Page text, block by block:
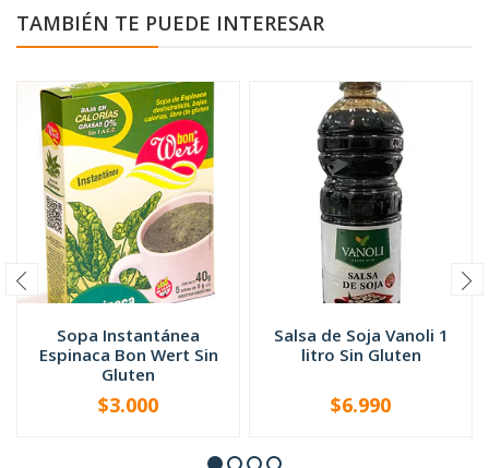
TAMBIÉN TE PUEDE INTERESAR
Sopa Instantánea
Espinaca Bon Wert Sin
Gluten
+
$3.000
Salsa de Soja Vanoli 1
litro Sin Gluten
+
$6.990